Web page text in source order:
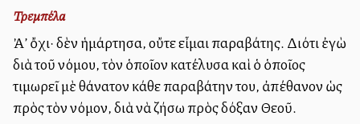
Τρεμπέλα
Ἀλλ’ ὄχι· δὲν ἡμάρτησα, οὔτε εἶμαι παραβάτης. Διότι ἐγὼ
διὰ τοῦ νόμου, τὸν ὁποῖον κατέλυσα καὶ ὁ ὁποῖος
τιμωρεῖ μὲ θάνατον κάθε παραβάτην του, ἀπέθανον ὡς
πρὸς τὸν νόμον, διὰ νὰ ζήσω πρὸς δόξαν Θεοῦ.